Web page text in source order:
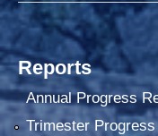
Reports
Annual Progress
Trimester